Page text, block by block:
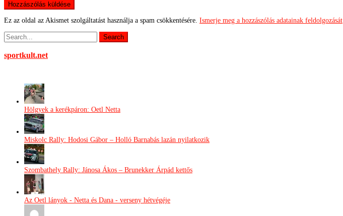
Ez az oldal az Akismet szolgáltatást használja a spam csökkentésére. Ismerje meg a hozzászólás adatainak feldolgozását
sportkult.net
Hölgyek a kerékpáron: Oetl Netta
Miskolc Rally: Hodosi Gábor – Holló Barnabás lazán nyilatkozik
Szombathely Rally: Jánosa Ákos – Brunekker Árpád kettős
Az Oetl lányok - Netta és Dana - verseny hétvégéje